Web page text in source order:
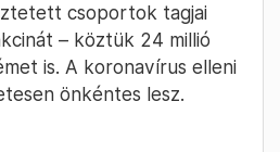
csoportok tagjai
– köztük 24 millió
is. A koronavírus elleni
önkéntes lesz.